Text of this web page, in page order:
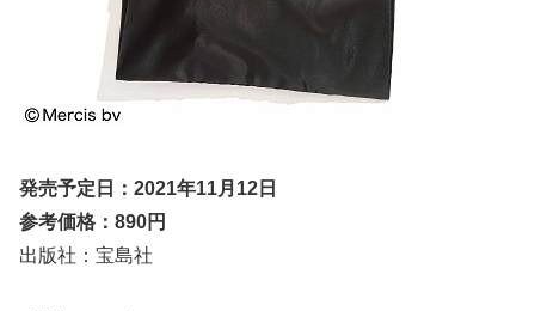
発売予定日：2021年11月12日
参考価格：890円
出版社：宝島社